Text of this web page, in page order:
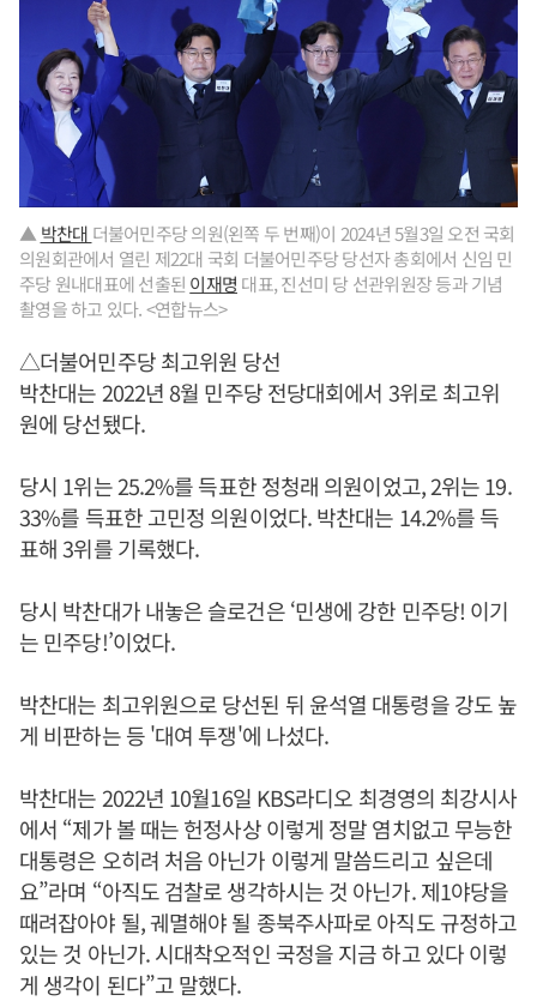
▲ 박찬대 더불어민주당 의원(왼쪽 두 번째)이 2024년 5월3일 오전 국회
의원회관에서 열린 제22대 국회 더불어민주당 당선자 총회에서 신임 민
주당 원내대표에 선출된 이재명 대표, 진선미 당 선관위원장 등과 기념
촬영을 하고 있다. <연합뉴스>
△더불어민주당 최고위원 당선
박찬대는 2022년 8월 민주당 전당대회에서 3위로 최고위
원에 당선됐다.
당시 1위는 25.2%를 득표한 정청래 의원이었고, 2위는 19.
33%를 득표한 고민정 의원이었다. 박찬대는 14.2%를 득
표해 3위를 기록했다.
당시 박찬대가 내놓은 슬로건은 ‘민생에 강한 민주당! 이기
는 민주당!’이었다.
박찬대는 최고위원으로 당선된 뒤 윤석열 대통령을 강도 높
게 비판하는 등 '대여 투쟁'에 나섰다.
박찬대는 2022년 10월16일 KBS라디오 최경영의 최강시사
에서 “제가 볼 때는 헌정사상 이렇게 정말 염치없고 무능한
대통령은 오히려 처음 아닌가 이렇게 말씀드리고 싶은데
요”라며 “아직도 검찰로 생각하시는 것 아닌가. 제1야당을
때려잡아야 될, 궤멸해야 될 종북주사파로 아직도 규정하고
있는 것 아닌가. 시대착오적인 국정을 지금 하고 있다 이렇
게 생각이 된다”고 말했다.